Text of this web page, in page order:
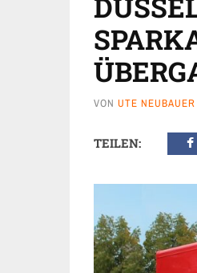
VON UTE NEUBAUER
TEILEN: